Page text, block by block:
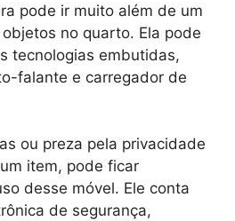
pode ir muito além de um
no quarto. Ela pode
tecnologias embutidas,
falante e carregador de
ou preza pela privacidade
item, pode ficar
desse móvel. Ele conta
de segurança,